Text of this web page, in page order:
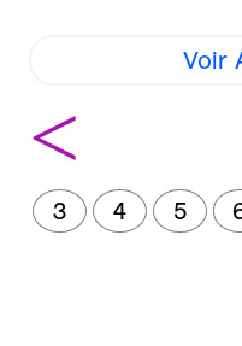
Voir
<
3 4 5